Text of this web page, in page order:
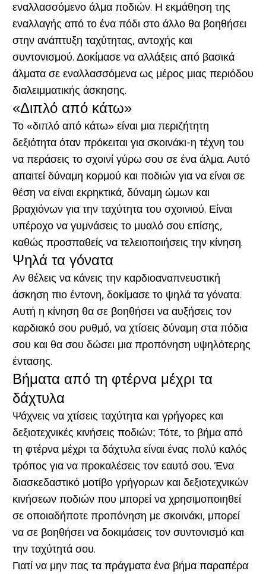
εναλλασσόμενο άλμα ποδιών. Η εκμάθηση της
εναλλαγής από το ένα πόδι στο άλλο θα βοηθήσει
στην ανάπτυξη ταχύτητας, αντοχής και
συντονισμού. Δοκίμασε να αλλάξεις από βασικά
άλματα σε εναλλασσόμενα ως μέρος μιας περιόδου
διαλειμματικής άσκησης.
«Διπλό από κάτω»
Το «διπλό από κάτω» είναι μια περιζήτητη
δεξιότητα όταν πρόκειται για σκοινάκι-η τέχνη του
να περάσεις το σχοινί γύρω σου σε ένα άλμα. Αυτό
απαιτεί δύναμη κορμού και ποδιών για να είναι σε
θέση να είναι εκρηκτικά, δύναμη ώμων και
βραχιόνων για την ταχύτητα του σχοινιού. Είναι
υπέροχο να γυμνάσεις το μυαλό σου επίσης,
καθώς προσπαθείς να τελειοποιήσεις την κίνηση.
Ψηλά τα γόνατα
Αν θέλεις να κάνεις την καρδιοαναπνευστική
άσκηση πιο έντονη, δοκίμασε το ψηλά τα γόνατα.
Αυτή η κίνηση θα σε βοηθήσει να αυξήσεις τον
καρδιακό σου ρυθμό, να χτίσεις δύναμη στα πόδια
σου και θα σου δώσει μια προπόνηση υψηλότερης
έντασης.
Βήματα από τη φτέρνα μέχρι τα
δάχτυλα
Ψάχνεις να χτίσεις ταχύτητα και γρήγορες και
δεξιοτεχνικές κινήσεις ποδιών; Τότε, το βήμα από
τη φτέρνα μέχρι τα δάχτυλα είναι ένας πολύ καλός
τρόπος για να προκαλέσεις τον εαυτό σου. Ένα
διασκεδαστικό μοτίβο γρήγορων και δεξιοτεχνικών
κινήσεων ποδιών που μπορεί να χρησιμοποιηθεί
σε οποιαδήποτε προπόνηση με σκοινάκι, μπορεί
να σε βοηθήσει να δοκιμάσεις τον συντονισμό και
την ταχύτητά σου.
Γιατί να μην πας τα πράγματα ένα βήμα παραπέρα